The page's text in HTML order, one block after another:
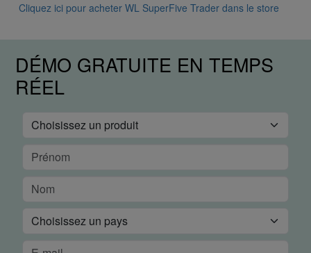
Cliquez ici pour acheter WL SuperFive Trader dans le store
DÉMO GRATUITE EN TEMPS
RÉEL